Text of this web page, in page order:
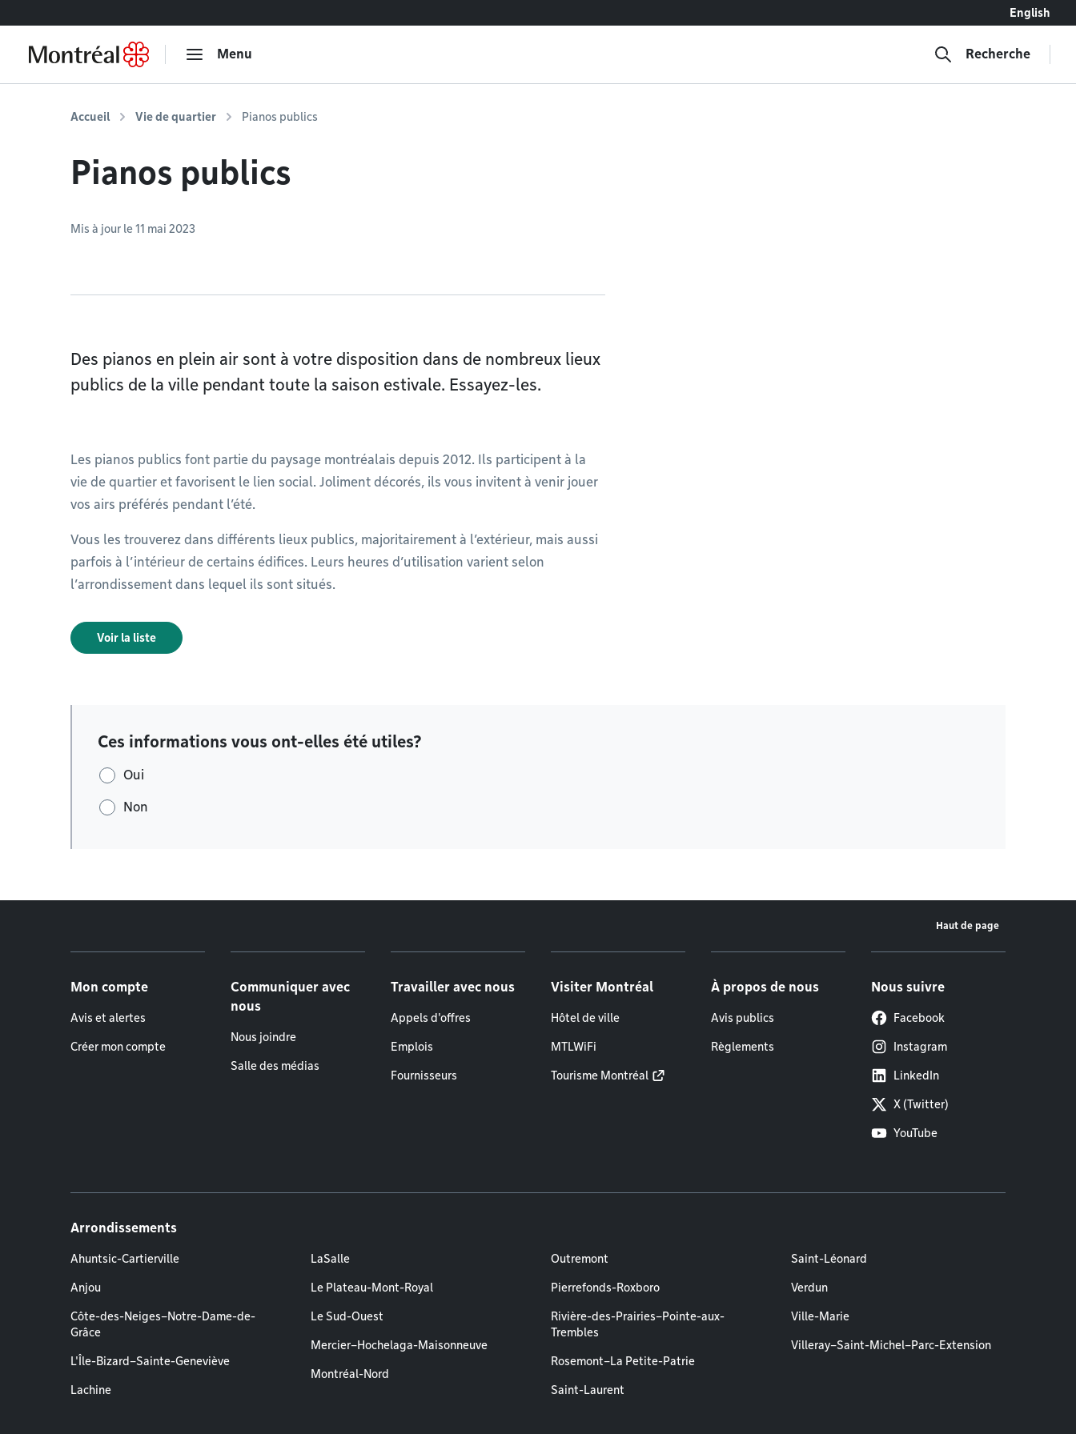
English
Menu Recherche
Accueil Vie de quartier Pianos publics
Pianos publics
Mis à jour le 11 mai 2023
Des pianos en plein air sont à votre disposition dans de nombreux lieux
publics de la ville pendant toute la saison estivale. Essayez-les.
Les pianos publics font partie du paysage montréalais depuis 2012. Ils participent à la
vie de quartier et favorisent le lien social. Joliment décorés, ils vous invitent à venir jouer
vos airs préférés pendant l’été.
Vous les trouverez dans différents lieux publics, majoritairement à l’extérieur, mais aussi
parfois à l’intérieur de certains édifices. Leurs heures d’utilisation varient selon
l’arrondissement dans lequel ils sont situés.
Voir la liste
Ces informations vous ont-elles été utiles?
Oui
Non
Haut de page
Mon compte
Avis et alertes
Créer mon compte
Communiquer avec
nous
Nous joindre
Salle des médias
Travailler avec nous
Appels d'offres
Emplois
Fournisseurs
Visiter Montréal
Hôtel de ville
MTLWiFi
Tourisme Montréal
À propos de nous
Avis publics
Règlements
Nous suivre
Facebook
Instagram
LinkedIn
X (Twitter)
YouTube
Arrondissements
Ahuntsic-Cartierville
Anjou
Côte-des-Neiges–Notre-Dame-de-
Grâce
L'Île-Bizard–Sainte-Geneviève
Lachine
LaSalle
Le Plateau-Mont-Royal
Le Sud-Ouest
Mercier–Hochelaga-Maisonneuve
Montréal-Nord
Outremont
Pierrefonds-Roxboro
Rivière-des-Prairies–Pointe-aux-
Trembles
Rosemont–La Petite-Patrie
Saint-Laurent
Saint-Léonard
Verdun
Ville-Marie
Villeray–Saint-Michel–Parc-Extension